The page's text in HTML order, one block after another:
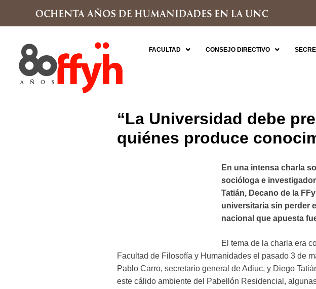
FACULTAD CONSEJO DIRECTIVO
“La Universidad debe
quiénes produce
En una intensa charla
socióloga e
Tatián, Decano de la
universitaria sin perder
nacional que apuesta
El tema de la charla era
Facultad de Filosofía y Humanidades el pasado 3 de
Pablo Carro, secretario general de Adiuc, y Diego
este cálido ambiente del Pabellón Residencial,